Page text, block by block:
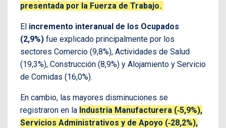
presentada por la Fuerza de Trabajo.
El incremento interanual de los Ocupados
(2,9%) fue explicado principalmente por los
sectores Comercio (9,8%), Actividades de Salud
(19,3%), Construcción (8,9%) y Alojamiento y Servicio
de Comidas (16,0%).
En cambio, las mayores disminuciones se
registraron en la Industria Manufacturera (‐5,9%),
Servicios Administrativos y de Apoyo (‐28,2%),